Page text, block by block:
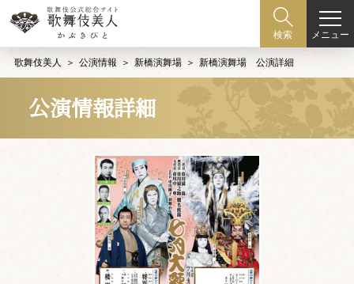
検索 メニュー
歌舞伎美人 公演情報 新橋演舞場 新橋演舞場 公演詳細
公演情報詳細